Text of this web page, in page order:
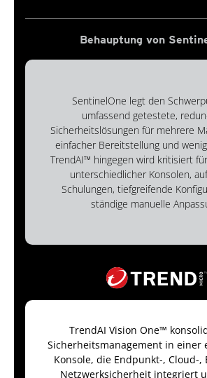
Behauptung von
SentinelOne legt den
umfassend getestete,
Sicherheitslösungen für mehrere
einfacher Bereitstellung und
TrendAI™ hingegen wird kritisiert
unterschiedlicher Konsolen,
Schulungen, tiefgreifende
ständige manuelle
TrendAI Vision One™
Sicherheitsmanagement in einer
Konsole, die Endpunkt-, Cloud-,
Netzwerksicherheit integriert